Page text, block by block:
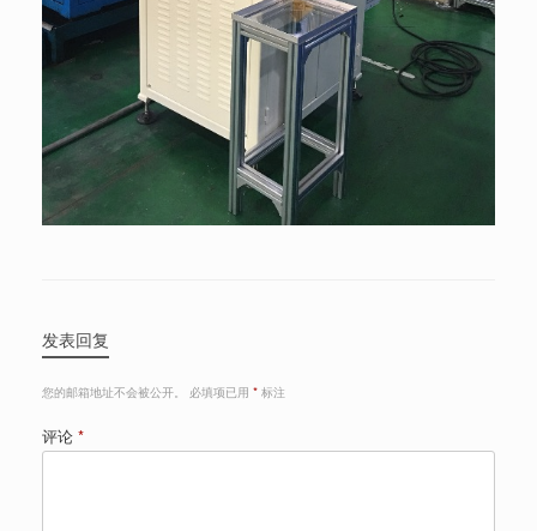
发表回复
您的邮箱地址不会被公开。 必填项已用 * 标注
评论 *